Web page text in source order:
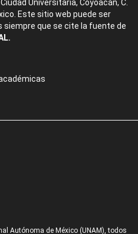
Universitaria, Coyoacán, C.
Este sitio web puede ser
que se cite la fuente de
Autónoma de México (UNAM), todos